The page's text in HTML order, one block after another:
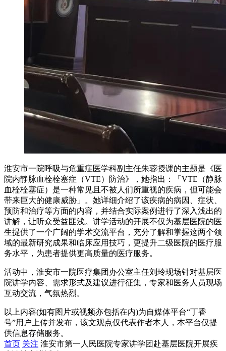
淮安市一院呼吸与危重症医学科副主任朱蓉授课的主题是《医
院内静脉血栓栓塞症（VTE）防治》，她指出：「VTE（静脉
血栓栓塞症）是一种常见且不被人们所重视的疾病，但可能会
带来巨大的健康威胁」。她详细介绍了该疾病的病因、症状、
预防和治疗等方面的内容，并结合实际案例进行了深入浅出的
讲解，让听众受益匪浅。讲学活动的开展不仅为基层医院的医
生提供了一个广阔的学术交流平台，充分了解和掌握这两个领
域的最新研究成果和临床应用技巧，更提升二级医院的医疗服
务水平，为患者提供更高质量的医疗服务。
活动中，淮安市一院医疗集团办公室主任刘玲现场针对基层医
院讲学内容、需求形式及建议进行征集，专家和医务人员现场
互动交流，气氛热烈。
以上内容(如有图片或视频亦包括在内)为自媒体平台“丁香
号”用户上传并发布，该文观点仅代表作者本人，本平台仅提
供信息存储服务。
首页 关注 淮安市第一人民医院专家讲学团赴基层医院开展疾